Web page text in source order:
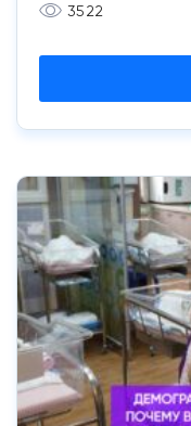
3522